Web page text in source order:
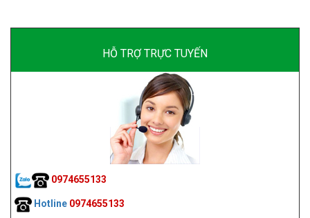
HỖ TRỢ TRỰC TUYẾN
0974655133
Hotline 0974655133